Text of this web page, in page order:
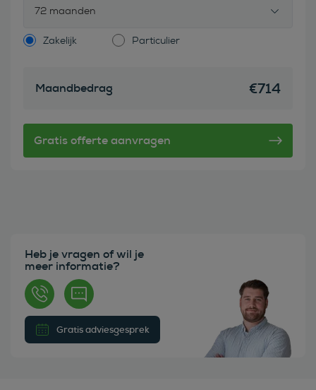
72 maanden
Zakelijk Particulier
Maandbedrag €714
Heb je vragen of wil je
meer informatie?
Gratis adviesgesprek